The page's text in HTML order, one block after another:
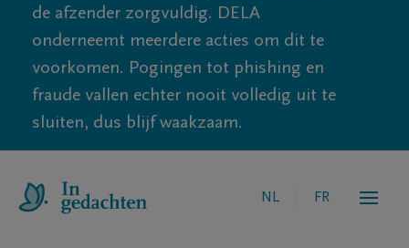
de afzender zorgvuldig. DELA
onderneemt meerdere acties om dit te
voorkomen. Pogingen tot phishing en
fraude vallen echter nooit volledig uit te
sluiten, dus blijf waakzaam.
NL FR